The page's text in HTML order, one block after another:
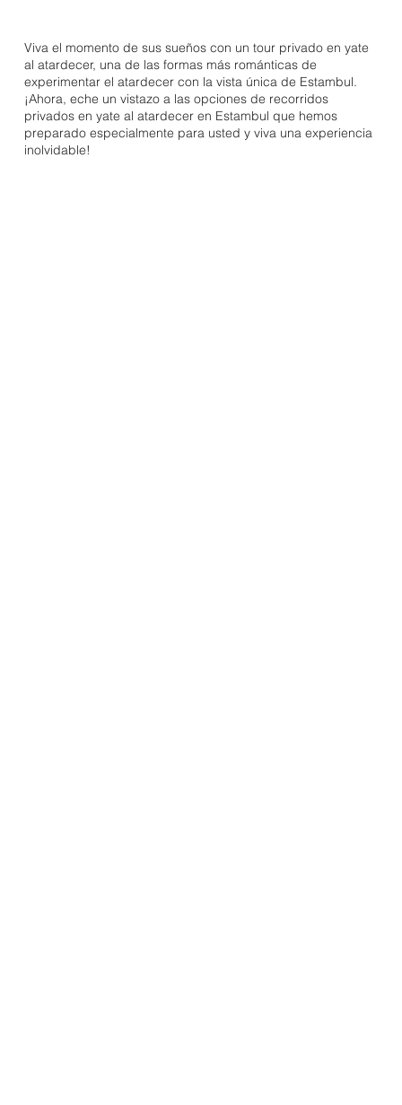
Viva el momento de sus sueños con un tour privado en yate
al atardecer, una de las formas más románticas de
experimentar el atardecer con la vista única de Estambul.
¡Ahora, eche un vistazo a las opciones de recorridos
privados en yate al atardecer en Estambul que hemos
preparado especialmente para usted y viva una experiencia
inolvidable!